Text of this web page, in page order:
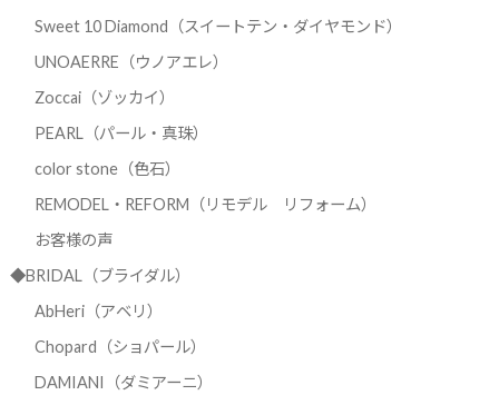
Sweet 10 Diamond（スイートテン・ダイヤモンド）
UNOAERRE（ウノアエレ）
Zoccai（ゾッカイ）
PEARL（パール・真珠）
color stone（色石）
REMODEL・REFORM（リモデル リフォーム）
お客様の声
◆BRIDAL（ブライダル）
AbHeri（アベリ）
Chopard（ショパール）
DAMIANI（ダミアーニ）